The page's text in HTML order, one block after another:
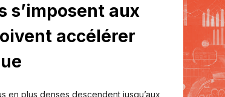
s’imposent aux
accélérer
en plus denses descendent jusqu’aux